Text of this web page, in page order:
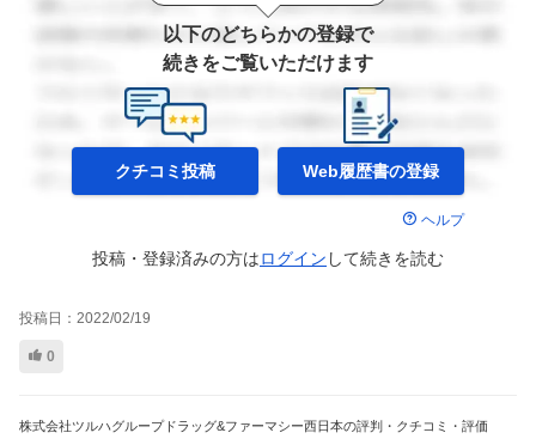
以下のどちらかの登録で
続きをご覧いただけます
クチコミ投稿 Web履歴書の登録
ヘルプ
投稿・登録済みの方はログイン して続きを読む
投稿日： 2022/02/19
0
株式会社ツルハグループドラッグ&ファーマシー西日本の評判・クチコミ・評価